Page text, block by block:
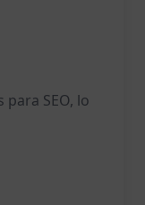
SEO, lo